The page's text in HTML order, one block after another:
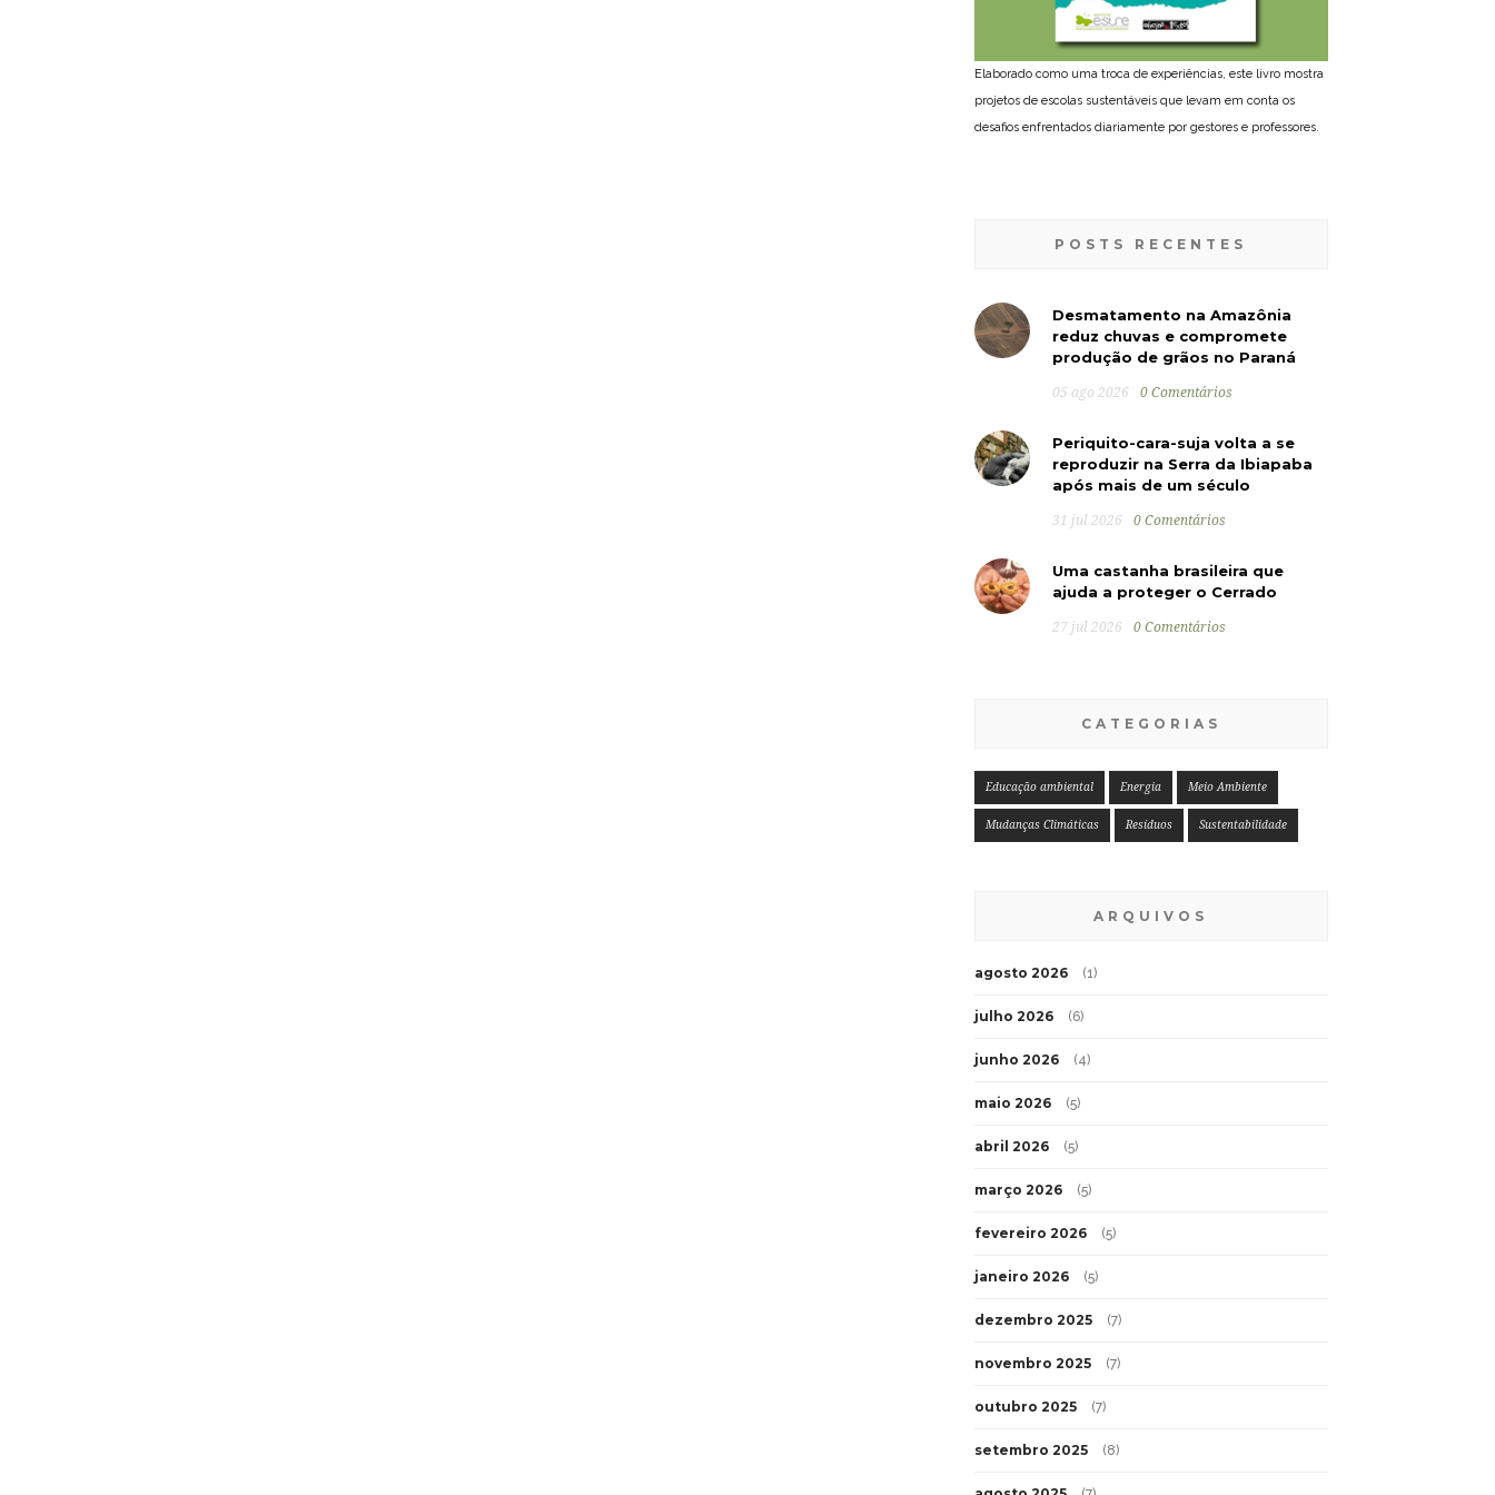
Elaborado como uma troca de experiências, este livro mostra
projetos de escolas sustentáveis que levam em conta os
desafios enfrentados diariamente por gestores e professores.
POSTS RECENTES
Desmatamento na Amazônia
reduz chuvas e compromete
produção de grãos no Paraná
05 ago 2026 0 Comentários
Periquito-cara-suja volta a se
reproduzir na Serra da Ibiapaba
após mais de um século
31 jul 2026 0 Comentários
Uma castanha brasileira que
ajuda a proteger o Cerrado
27 jul 2026 0 Comentários
CATEGORIAS
Educação ambiental Energia Meio Ambiente
Mudanças Climáticas Resíduos Sustentabilidade
ARQUIVOS
agosto 2026 (1)
julho 2026 (6)
junho 2026 (4)
maio 2026 (5)
abril 2026 (5)
março 2026 (5)
fevereiro 2026 (5)
janeiro 2026 (5)
dezembro 2025 (7)
novembro 2025 (7)
outubro 2025 (7)
setembro 2025 (8)